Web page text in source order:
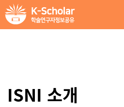
ISNI 소개